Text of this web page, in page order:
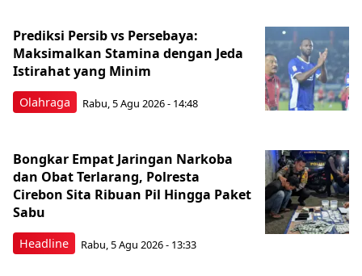
Olahraga
Prediksi Persib vs Persebaya:
Maksimalkan Stamina dengan Jeda
Istirahat yang Minim
Rabu, 5 Agu 2026 - 14:48
Headline
Bongkar Empat Jaringan Narkoba
dan Obat Terlarang, Polresta
Cirebon Sita Ribuan Pil Hingga Paket
Sabu
Rabu, 5 Agu 2026 - 13:33